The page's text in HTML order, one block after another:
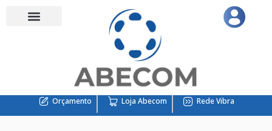
Orçamento Loja Abecom Rede Vibra